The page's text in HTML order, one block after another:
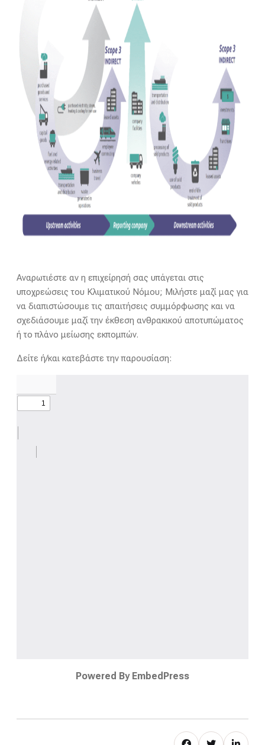
Αναρωτιέστε αν η επιχείρησή σας υπάγεται στις
υποχρεώσεις του Κλιματικού Νόμου; Μιλήστε μαζί μας για
να διαπιστώσουμε τις απαιτήσεις συμμόρφωσης και να
σχεδιάσουμε μαζί την έκθεση ανθρακικού αποτυπώματος
ή το πλάνο μείωσης εκπομπών.
Δείτε ή/και κατεβάστε την παρουσίαση:
Powered By EmbedPress